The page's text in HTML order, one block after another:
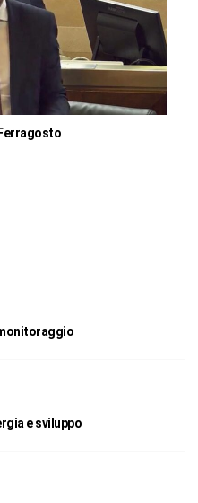
e sviluppo